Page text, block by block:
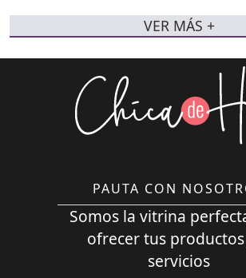
VER MÁS +
PAUTA CON
Somos la vitrina
ofrecer tus
servicios